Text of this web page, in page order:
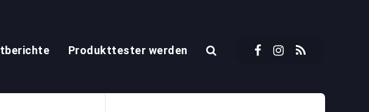
Produkttester werden